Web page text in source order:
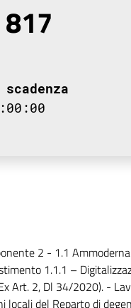
2 - 1.1
1.1.1 –
Art. 2, Dl 34/2020). -
locali del Reparto di